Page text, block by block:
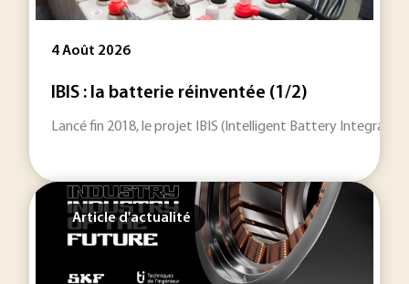
4 Août 2026
IBIS : la batterie réinventée (1/2)
Lancé fin 2018, le projet IBIS (Intelligent Battery
Article d'actualité